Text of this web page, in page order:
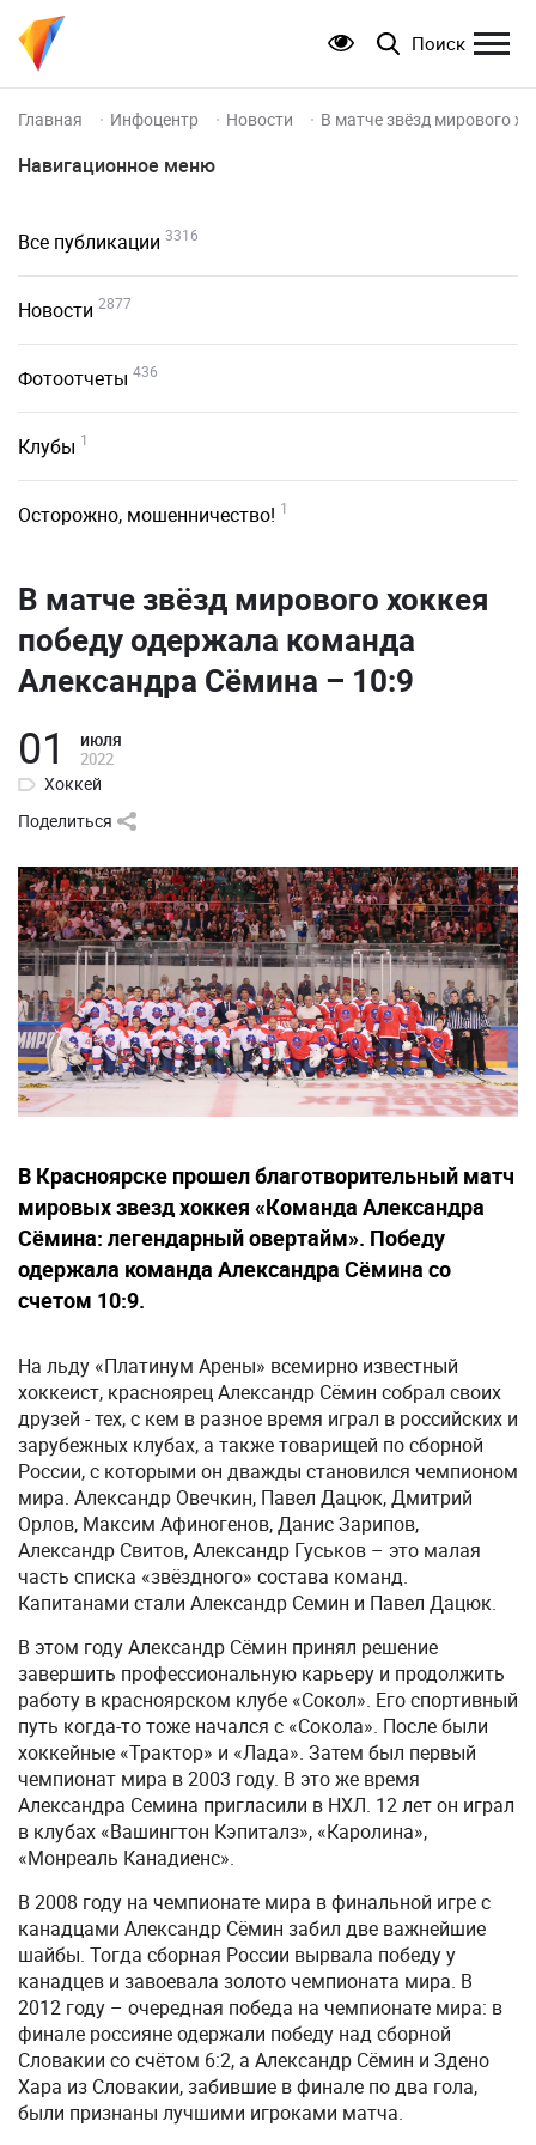
Поиск
Главная Инфоцентр Новости В матче звёзд мирового
Навигационное меню
Все публикации 3316
Новости 2877
Фотоотчеты 436
Клубы 1
Осторожно, мошенничество! 1
В матче звёзд мирового хоккея
победу одержала команда
Александра Сёмина – 10:9
01 июля
2022
Хоккей
Поделиться
В Красноярске прошел благотворительный матч
мировых звезд хоккея «Команда Александра
Сёмина: легендарный овертайм». Победу
одержала команда Александра Сёмина со
счетом 10:9.
На льду «Платинум Арены» всемирно известный
хоккеист, красноярец Александр Сёмин собрал своих
друзей - тех, с кем в разное время играл в российских и
зарубежных клубах, а также товарищей по сборной
России, с которыми он дважды становился чемпионом
мира. Александр Овечкин, Павел Дацюк, Дмитрий
Орлов, Максим Афиногенов, Данис Зарипов,
Александр Свитов, Александр Гуськов – это малая
часть списка «звёздного» состава команд.
Капитанами стали Александр Семин и Павел Дацюк.
В этом году Александр Сёмин принял решение
завершить профессиональную карьеру и продолжить
работу в красноярском клубе «Сокол». Его спортивный
путь когда-то тоже начался с «Сокола». После были
хоккейные «Трактор» и «Лада». Затем был первый
чемпионат мира в 2003 году. В это же время
Александра Семина пригласили в НХЛ. 12 лет он играл
в клубах «Вашингтон Кэпиталз», «Каролина»,
«Монреаль Канадиенс».
В 2008 году на чемпионате мира в финальной игре с
канадцами Александр Сёмин забил две важнейшие
шайбы. Тогда сборная России вырвала победу у
канадцев и завоевала золото чемпионата мира. В
2012 году – очередная победа на чемпионате мира: в
финале россияне одержали победу над сборной
Словакии со счётом 6:2, а Александр Сёмин и Здено
Хара из Словакии, забившие в финале по два гола,
были признаны лучшими игроками матча.